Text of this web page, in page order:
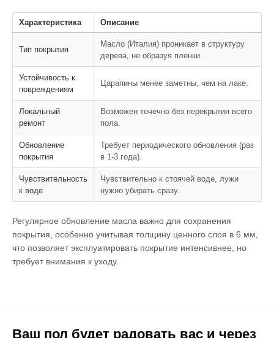
Характеристика Описание
Тип покрытия
Масло (Италия) проникает в структуру
дерева, не образуя пленки.
Устойчивость к
повреждениям
Царапины менее заметны, чем на лаке.
Локальный
ремонт
Возможен точечно без перекрытия всего
пола.
Обновление
покрытия
Требует периодического обновления (раз
в 1-3 года).
Чувствительность
к воде
Чувствительно к стоячей воде, лужи
нужно убирать сразу.
Регулярное обновление масла важно для сохранения
покрытия, особенно учитывая толщину ценного слоя в 6 мм,
что позволяет эксплуатировать покрытие интенсивнее, но
требует внимания к уходу.
Ваш пол будет радовать вас и через